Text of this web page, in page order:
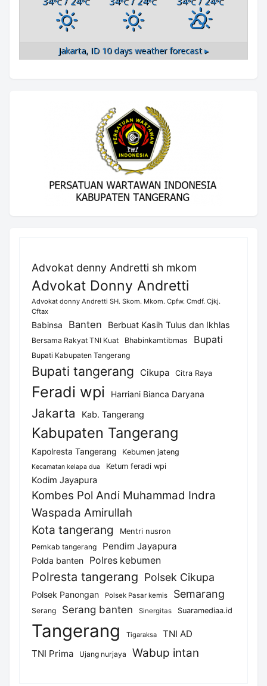
Jakarta, ID 10 days weather forecast ▸
Advokat denny Andretti sh mkom
Advokat Donny Andretti
Advokat donny Andretti SH. Skom. Mkom. Cpfw. Cmdf. Cjkj.
Cftax
Babinsa Banten Berbuat Kasih Tulus dan Ikhlas
Bersama Rakyat TNI Kuat Bhabinkamtibmas Bupati
Bupati Kabupaten Tangerang
Bupati tangerang Cikupa Citra Raya
Feradi wpi Harriani Bianca Daryana
Jakarta Kab. Tangerang
Kabupaten Tangerang
Kapolresta Tangerang Kebumen jateng
Kecamatan kelapa dua Ketum feradi wpi
Kodim Jayapura
Kombes Pol Andi Muhammad Indra
Waspada Amirullah
Kota tangerang
Mentri nusron
Pemkab tangerang
Pendim Jayapura
Polda banten Polres kebumen
Polresta tangerang Polsek Cikupa
Polsek Panongan Polsek Pasar kemis Semarang
Serang Serang banten Sinergitas Suaramediaa.id
Tangerang Tigaraksa
TNI AD
TNI Prima
Ujang nurjaya Wabup intan